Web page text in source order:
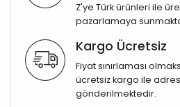
Z'ye Türk ürünleri ile
pazarlamaya
Kargo Ücretsiz
Fiyat sınırlaması
ücretsiz kargo ile
gönderilmektedir.